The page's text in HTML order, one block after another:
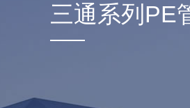
三通系列PE